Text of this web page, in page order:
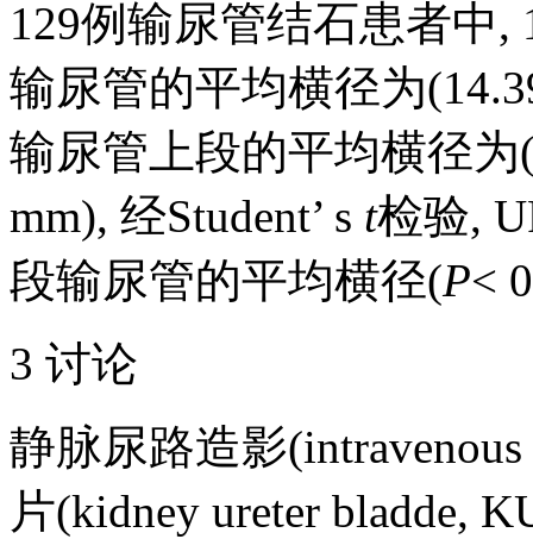
129例输尿管结石患者中,
输尿管的平均横径为
输尿管上段的平均横径为
mm), 经Student’ s t检验,
段输尿管的平均横径(P<
3 讨论
静脉尿路造影
片(kidney ureter bladde,